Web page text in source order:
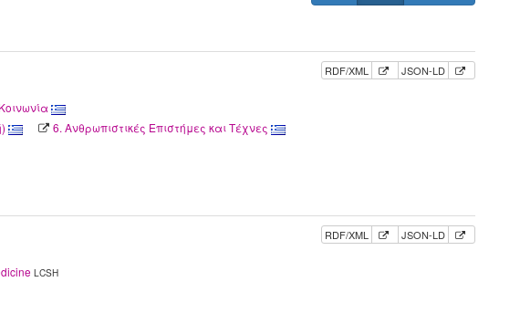
Κοινωνία
6. Ανθρωπιστικές Επιστήμες και Τέχνες
RDF/XML JSON-LD
LCSH
RDF/XML JSON-LD